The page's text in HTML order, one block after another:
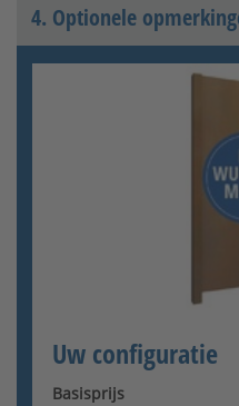
Bestandsformaat
4. Optionele
Uw configuratie
Basisprijs